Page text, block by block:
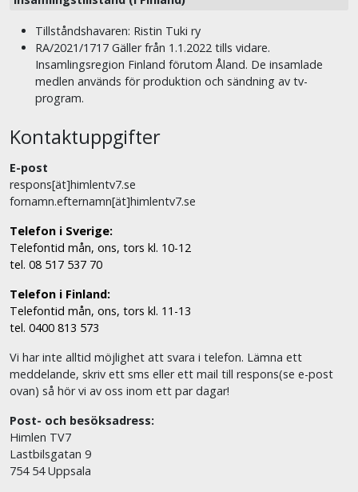
Tillståndshavaren: Ristin Tuki ry
RA/2021/1717 Gäller från 1.1.2022 tills vidare.
Insamlingsregion Finland förutom Åland. De insamlade
medlen används för produktion och sändning av tv-
program.
Kontaktuppgifter
E-post
respons[ät]himlentv7.se
fornamn.efternamn[ät]himlentv7.se
Telefon i Sverige:
Telefontid mån, ons, tors kl. 10-12
tel. 08 517 537 70
Telefon i Finland:
Telefontid mån, ons, tors kl. 11-13
tel. 0400 813 573
Vi har inte alltid möjlighet att svara i telefon. Lämna ett
meddelande, skriv ett sms eller ett mail till respons(se e-post
ovan) så hör vi av oss inom ett par dagar!
Post- och besöksadress:
Himlen TV7
Lastbilsgatan 9
754 54 Uppsala